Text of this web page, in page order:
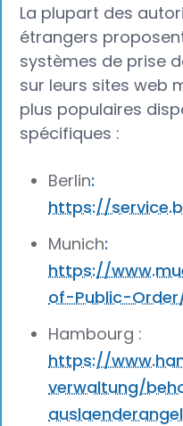
La plupart des
étrangers
systèmes de prise
sur leurs sites web
plus populaires
spécifiques :
Berlin:
https://
Munich:
https://
of-Public-
Hambourg :
https://
verwaltung/